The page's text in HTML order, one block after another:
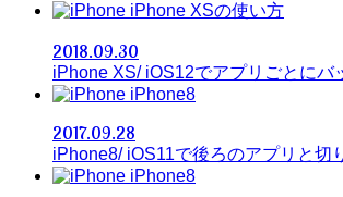
iPhone XSの使い方
2018.09.30
iPhone XS/ iOS12でアプリごとにバ
iPhone8
2017.09.28
iPhone8/ iOS11で後ろのアプリと切
iPhone8